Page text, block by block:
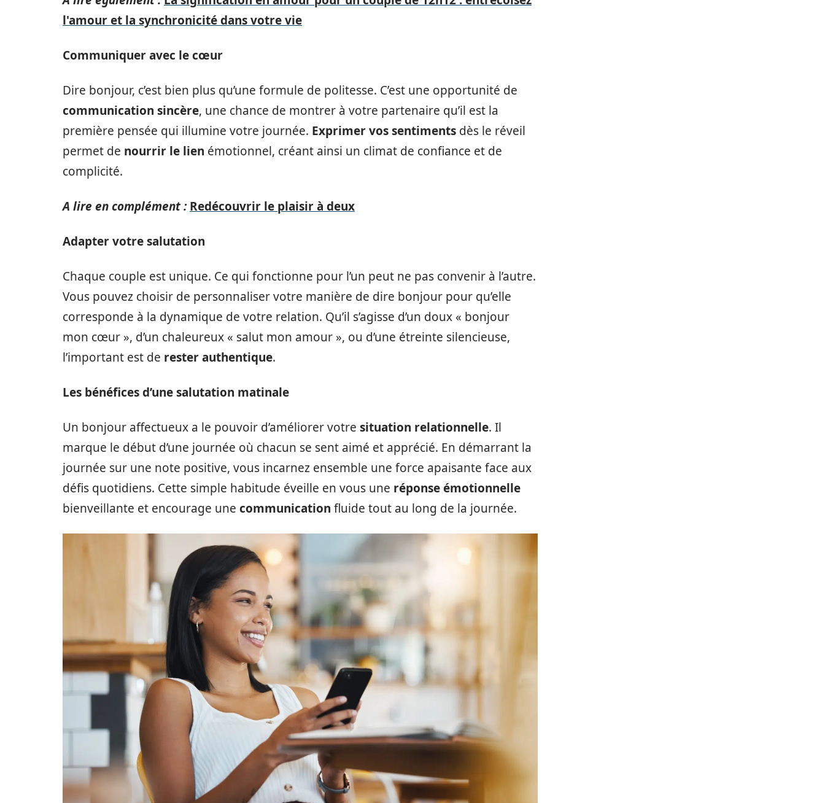
l'amour et la synchronicité dans votre vie
Communiquer avec le cœur
Dire bonjour, c’est bien plus qu’une formule de politesse. C’est une opportunité de
communication sincère, une chance de montrer à votre partenaire qu’il est la
première pensée qui illumine votre journée. Exprimer vos sentiments dès le réveil
permet de nourrir le lien émotionnel, créant ainsi un climat de confiance et de
complicité.
A lire en complément : Redécouvrir le plaisir à deux
Adapter votre salutation
Chaque couple est unique. Ce qui fonctionne pour l’un peut ne pas convenir à l’autre.
Vous pouvez choisir de personnaliser votre manière de dire bonjour pour qu’elle
corresponde à la dynamique de votre relation. Qu’il s’agisse d’un doux « bonjour
mon cœur », d’un chaleureux « salut mon amour », ou d’une étreinte silencieuse,
l’important est de rester authentique.
Les bénéfices d’une salutation matinale
Un bonjour affectueux a le pouvoir d’améliorer votre situation relationnelle. Il
marque le début d’une journée où chacun se sent aimé et apprécié. En démarrant la
journée sur une note positive, vous incarnez ensemble une force apaisante face aux
défis quotidiens. Cette simple habitude éveille en vous une réponse émotionnelle
bienveillante et encourage une communication fluide tout au long de la journée.